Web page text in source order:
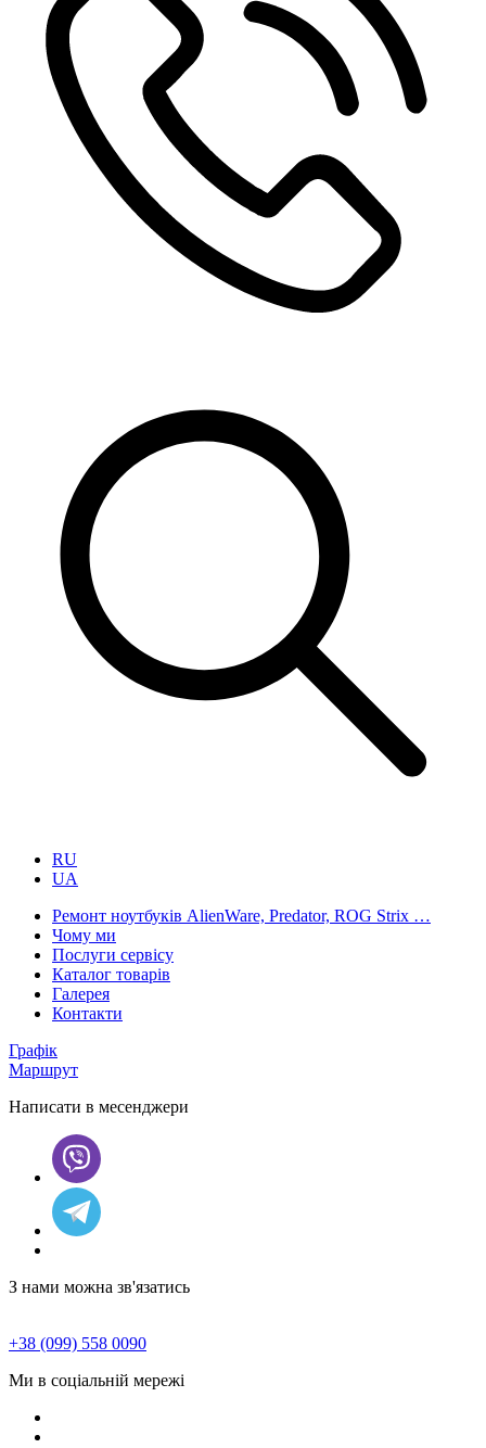
RU
UA
Ремонт ноутбуків AlienWare, Predator, ROG Strix …
Чому ми
Послуги сервісу
Каталог товарів
Галерея
Контакти
Графік
Маршрут
Написати в месенджери
З нами можна зв'язатись
+38 (099) 558 0090
Ми в соціальній мережі